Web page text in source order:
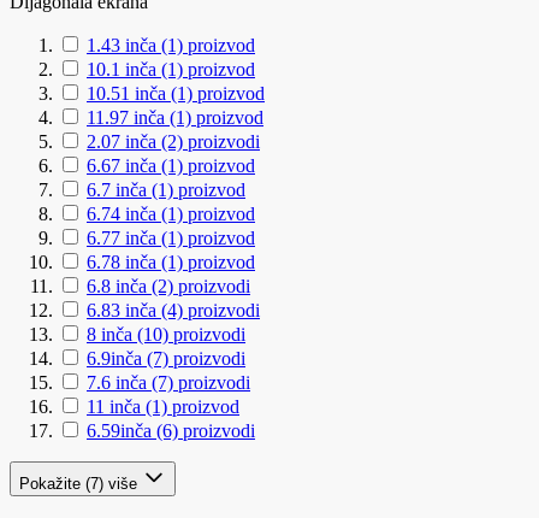
1.43 inča (1) proizvod
10.1 inča (1) proizvod
10.51 inča (1) proizvod
11.97 inča (1) proizvod
2.07 inča (2) proizvodi
6.67 inča (1) proizvod
6.7 inča (1) proizvod
6.74 inča (1) proizvod
6.77 inča (1) proizvod
6.78 inča (1) proizvod
6.8 inča (2) proizvodi
6.83 inča (4) proizvodi
8 inča (10) proizvodi
6.9inča (7) proizvodi
7.6 inča (7) proizvodi
11 inča (1) proizvod
6.59inča (6) proizvodi
Pokažite (7) više